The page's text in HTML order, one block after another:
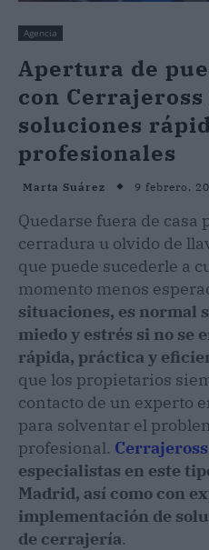
Agencia
Apertura de
con Cerrajeross
soluciones
profesionales
Marta Suárez 9 febrero,
Quedarse fuera de casa
cerradura u olvido de
que puede sucederle a
momento menos
situaciones, es normal
miedo y estrés si no se
rápida, práctica y
que los propietarios
contacto de un experto
para solventar el
profesional. Cerrajeross
especialistas en este
Madrid, así como con
implementación de
de cerrajería.